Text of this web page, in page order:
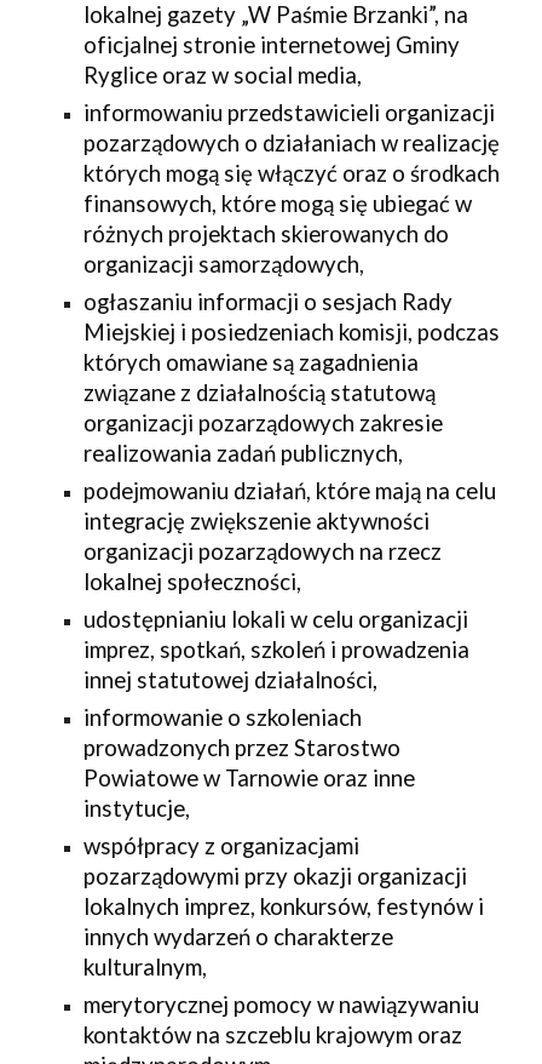
lokalnej gazety „W Paśmie Brzanki”, na
oficjalnej stronie internetowej Gminy
Ryglice oraz w social media,
informowaniu przedstawicieli organizacji
pozarządowych o działaniach w realizację
których mogą się włączyć oraz o środkach
finansowych, które mogą się ubiegać w
różnych projektach skierowanych do
organizacji samorządowych,
ogłaszaniu informacji o sesjach Rady
Miejskiej i posiedzeniach komisji, podczas
których omawiane są zagadnienia
związane z działalnością statutową
organizacji pozarządowych zakresie
realizowania zadań publicznych,
podejmowaniu działań, które mają na celu
integrację zwiększenie aktywności
organizacji pozarządowych na rzecz
lokalnej społeczności,
udostępnianiu lokali w celu organizacji
imprez, spotkań, szkoleń i prowadzenia
innej statutowej działalności,
informowanie o szkoleniach
prowadzonych przez Starostwo
Powiatowe w Tarnowie oraz inne
instytucje,
współpracy z organizacjami
pozarządowymi przy okazji organizacji
lokalnych imprez, konkursów, festynów i
innych wydarzeń o charakterze
kulturalnym,
merytorycznej pomocy w nawiązywaniu
kontaktów na szczeblu krajowym oraz